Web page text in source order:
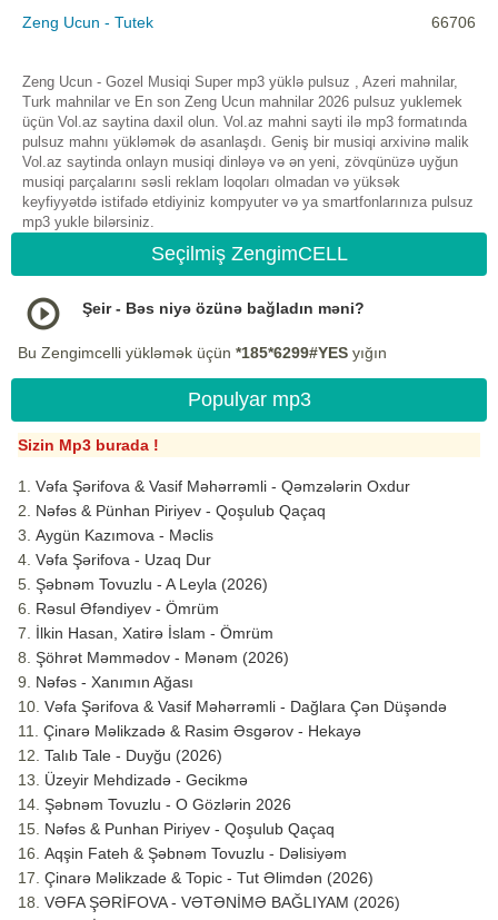
Zeng Ucun - Tutek
66706
Zeng Ucun - Gozel Musiqi Super mp3 yüklə pulsuz , Azeri mahnilar,
Turk mahnilar ve En son Zeng Ucun mahnilar 2026 pulsuz yuklemek
üçün Vol.az saytina daxil olun. Vol.az mahni sayti ilə mp3 formatında
pulsuz mahnı yükləmək də asanlaşdı. Geniş bir musiqi arxivinə malik
Vol.az saytinda onlayn musiqi dinləyə və ən yeni, zövqünüzə uyğun
musiqi parçalarını səsli reklam loqoları olmadan və yüksək
keyfiyyətdə istifadə etdiyiniz kompyuter və ya smartfonlarınıza pulsuz
mp3 yukle bilərsiniz.
Seçilmiş ZengimCELL
Şeir - Bəs niyə özünə bağladın məni?
Bu Zengimcelli yükləmək üçün *185*6299#YES yığın
Populyar mp3
Sizin Mp3 burada !
Vəfa Şərifova & Vasif Məhərrəmli - Qəmzələrin Oxdur
Nəfəs & Pünhan Piriyev - Qoşulub Qaçaq
Aygün Kazımova - Məclis
Vəfa Şərifova - Uzaq Dur
Şəbnəm Tovuzlu - A Leyla (2026)
Rəsul Əfəndiyev - Ömrüm
İlkin Hasan, Xatirə İslam - Ömrüm
Şöhrət Məmmədov - Mənəm (2026)
Nəfəs - Xanımın Ağası
Vəfa Şərifova & Vasif Məhərrəmli - Dağlara Çən Düşəndə
Çinarə Məlikzadə & Rasim Əsgərov - Hekayə
Talıb Tale - Duyğu (2026)
Üzeyir Mehdizadə - Gecikmə
Şəbnəm Tovuzlu - O Gözlərin 2026
Nəfəs & Punhan Piriyev - Qoşulub Qaçaq
Aqşin Fateh & Şəbnəm Tovuzlu - Dəlisiyəm
Çinarə Məlikzade & Topic - Tut Əlimdən (2026)
VƏFA ŞƏRİFOVA - VƏTƏNİMƏ BAĞLIYAM (2026)